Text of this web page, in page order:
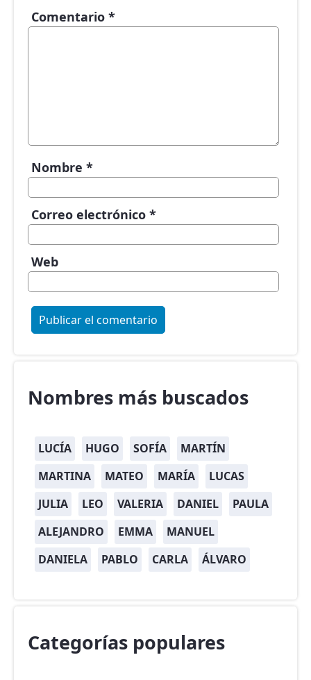
Comentario *
Nombre *
Correo electrónico *
Web
Nombres más buscados
LUCÍA HUGO SOFÍA
MARTÍN
MARTINA
MATEO MARÍA
LUCAS
JULIA
LEO VALERIA DANIEL
PAULA
ALEJANDRO
EMMA
MANUEL
DANIELA
PABLO CARLA ÁLVARO
Categorías populares